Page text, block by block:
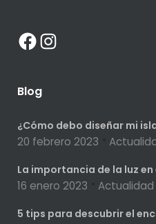
Facebook
Instagram
Blog
¿Cómo debo diseñar mi
20 febrero 2023
La importancia de la luz
16 enero 2023 Actualidad
5 tips para descubrir el